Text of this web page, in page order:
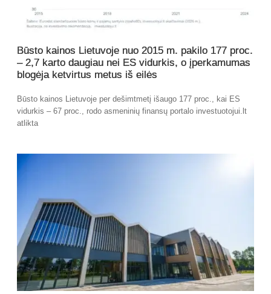
Būsto kainos Lietuvoje nuo 2015 m. pakilo 177 proc.
– 2,7 karto daugiau nei ES vidurkis, o įperkamumas
blogėja ketvirtus metus iš eilės
Būsto kainos Lietuvoje per dešimtmetį išaugo 177 proc., kai ES
vidurkis – 67 proc., rodo asmeninių finansų portalo investuotojui.lt
atlikta